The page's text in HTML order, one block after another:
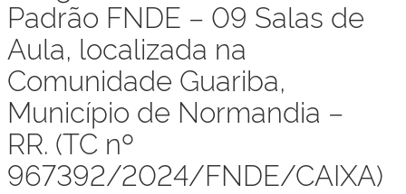
Padrão FNDE – 09 Salas de
Aula, localizada na
Comunidade Guariba,
Município de Normandia –
RR. (TC nº
967392/2024/FNDE/CAIXA)